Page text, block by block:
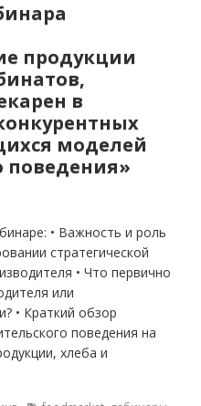
продукции
в
моделей
поведения»
• Важность и роль
стратегической
• Что первично
или
• Краткий обзор
поведения на
хлеба и